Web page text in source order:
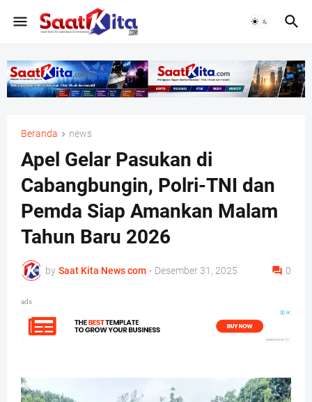
Beranda news
Apel Gelar Pasukan di
Cabangbungin, Polri-TNI dan
Pemda Siap Amankan Malam
Tahun Baru 2026
by Saat Kita News com - Desember 31, 2025 0
ads